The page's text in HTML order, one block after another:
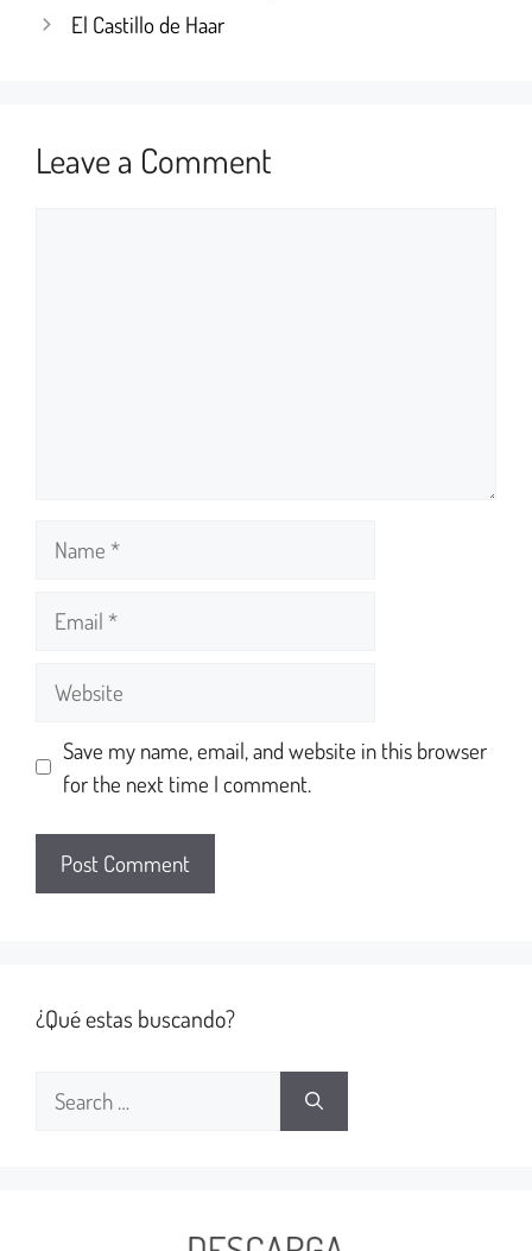
El Castillo de Haar
Leave a Comment
Save my name, email, and website in this browser
for the next time I comment.
¿Qué estas buscando?